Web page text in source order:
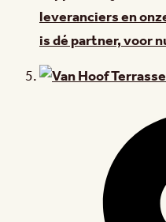
leveranciers en
is dé partner, voor